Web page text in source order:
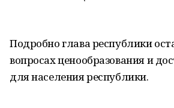
Подробно глава республики
вопросах ценообразования и
для населения республики.